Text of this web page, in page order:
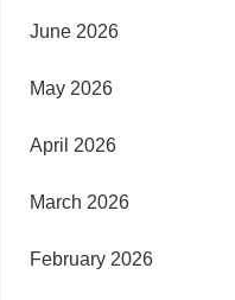
June 2026
May 2026
April 2026
March 2026
February 2026